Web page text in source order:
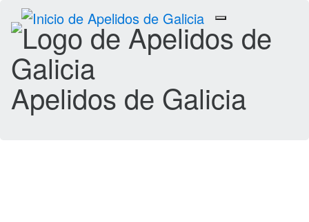
Toggle
navigation
Apelidos de Galicia